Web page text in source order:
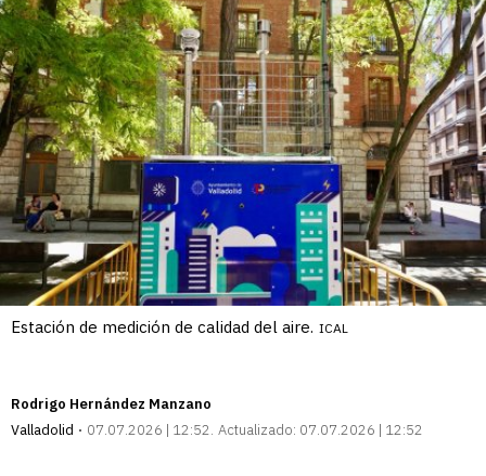
Estación de medición de calidad del aire. ICAL
Rodrigo Hernández Manzano
Valladolid
07.07.2026 | 12:52 Actualizado: 07.07.2026 | 12:52